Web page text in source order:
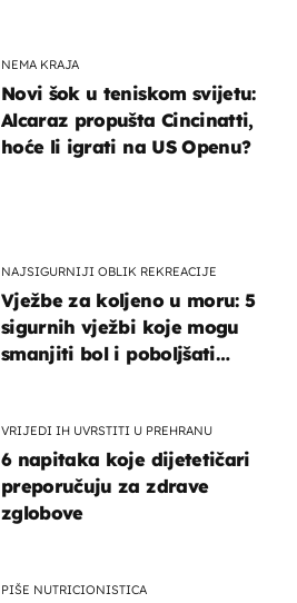
NAJSIGURNIJI OBLIK REKREACIJE
Vježbe za koljeno u moru: 5
sigurnih vježbi koje mogu
smanjiti bol i poboljšati
VRIJEDI IH UVRSTITI U PREHRANU
6 napitaka koje dijetetičari
preporučuju za zdrave
zglobove
PIŠE NUTRICIONISTICA
NEMA KRAJA
Novi šok u teniskom svijetu:
Alcaraz propušta Cincinatti,
hoće li igrati na US Openu?